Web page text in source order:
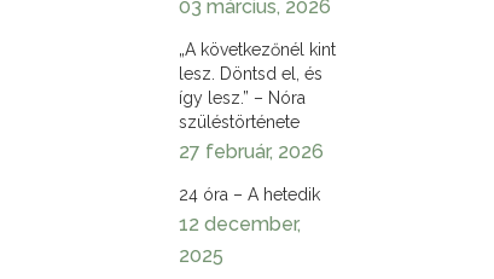
03 március, 2026
„A következőnél kint
lesz. Döntsd el, és
így lesz.” – Nóra
szüléstörténete
27 február, 2026
24 óra – A hetedik
12 december,
2025